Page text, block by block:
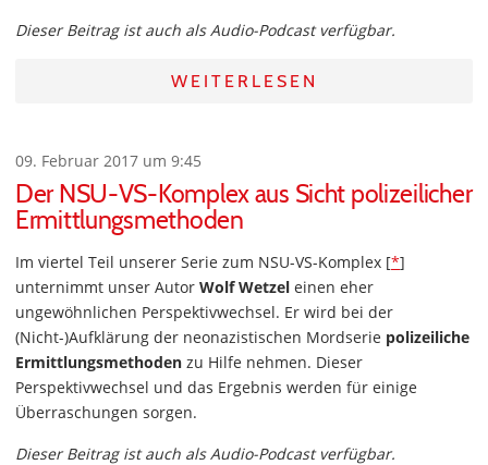
Dieser Beitrag ist auch als Audio-Podcast verfügbar.
WEITERLESEN
09. Februar 2017 um 9:45
Der NSU-VS-Komplex aus Sicht polizeilicher
Ermittlungsmethoden
Im viertel Teil unserer Serie zum NSU-VS-Komplex [*]
unternimmt unser Autor Wolf Wetzel einen eher
ungewöhnlichen Perspektivwechsel. Er wird bei der
(Nicht-)Aufklärung der neonazistischen Mordserie polizeiliche
Ermittlungsmethoden zu Hilfe nehmen. Dieser
Perspektivwechsel und das Ergebnis werden für einige
Überraschungen sorgen.
Dieser Beitrag ist auch als Audio-Podcast verfügbar.